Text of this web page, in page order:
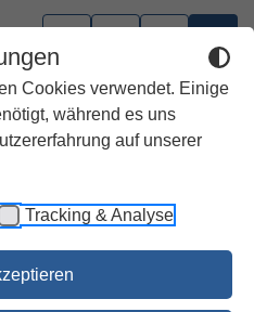
Cookies verwendet. Einige
während es uns
auf unserer
Tracking & Analyse